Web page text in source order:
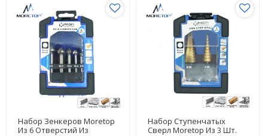
Набор Зенкеров Moretop
Из 6 Отверстий Из
Набор Ступенчатых
Сверл Moretop Из 3 Шт.